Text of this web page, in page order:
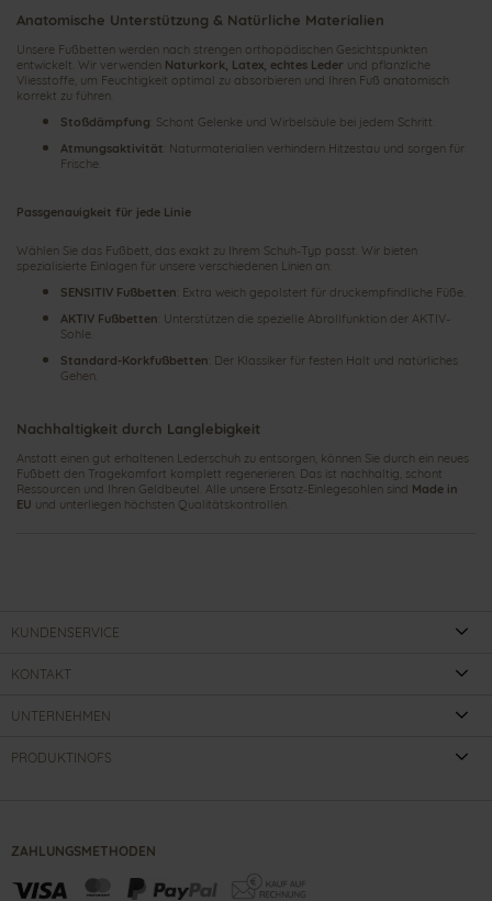
Anatomische Unterstützung & Natürliche Materialien
Unsere Fußbetten werden nach strengen orthopädischen Gesichtspunkten
entwickelt. Wir verwenden Naturkork, Latex, echtes Leder und pflanzliche
Vliesstoffe, um Feuchtigkeit optimal zu absorbieren und Ihren Fuß anatomisch
korrekt zu führen.
Stoßdämpfung : Schont Gelenke und Wirbelsäule bei jedem Schritt.
Atmungsaktivität : Naturmaterialien verhindern Hitzestau und sorgen für
Frische.
Passgenauigkeit für jede Linie
Wählen Sie das Fußbett, das exakt zu Ihrem Schuh-Typ passt. Wir bieten
spezialisierte Einlagen für unsere verschiedenen Linien an:
SENSITIV Fußbetten : Extra weich gepolstert für druckempfindliche Füße.
AKTIV Fußbetten : Unterstützen die spezielle Abrollfunktion der AKTIV-
Sohle.
Standard-Korkfußbetten : Der Klassiker für festen Halt und natürliches
Gehen.
Nachhaltigkeit durch Langlebigkeit
Anstatt einen gut erhaltenen Lederschuh zu entsorgen, können Sie durch ein neues
Fußbett den Tragekomfort komplett regenerieren. Das ist nachhaltig, schont
Ressourcen und Ihren Geldbeutel. Alle unsere Ersatz-Einlegesohlen sind Made in
EU und unterliegen höchsten Qualitätskontrollen.
KUNDENSERVICE
KONTAKT
UNTERNEHMEN
PRODUKTINOFS
ZAHLUNGSMETHODEN